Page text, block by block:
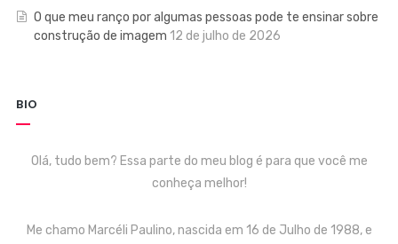
O que meu ranço por algumas pessoas pode te ensinar sobre
construção de imagem 12 de julho de 2026
BIO
Olá, tudo bem? Essa parte do meu blog é para que você me
conheça melhor!
Me chamo Marcéli Paulino, nascida em 16 de Julho de 1988, e